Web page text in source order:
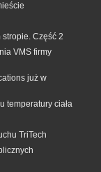
stropie. Część 2
VMS firmy
już w
temperatury ciała
TriTech